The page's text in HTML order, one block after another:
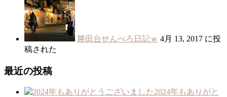
勝田台せんべろ日記ｗ 4月 13, 2017 に投
稿された
最近の投稿
2024年もありがと